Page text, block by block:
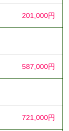
201,000円
587,000円
721,000円